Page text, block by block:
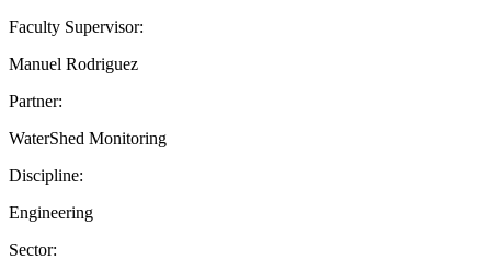
Faculty Supervisor:
Manuel Rodriguez
Partner:
WaterShed Monitoring
Discipline:
Engineering
Sector: